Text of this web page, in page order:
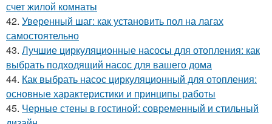
счет жилой комнаты
42. Уверенный шаг: как установить пол на лагах
самостоятельно
43. Лучшие циркуляционные насосы для отопления: как
выбрать подходящий насос для вашего дома
44. Как выбрать насос циркуляционный для отопления:
основные характеристики и принципы работы
45. Черные стены в гостиной: современный и стильный